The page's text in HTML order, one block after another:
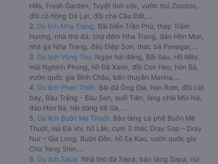
Hills, Fresh Garden, Tuyệt tình cốc, vườn thú Zoodoo,
đồi cỏ hồng Đà Lạt, đồi chè Cầu Đất,...
2. Du lịch Nha Trang: Bãi biển Trần Phú, tháp Trầm
Hương, nhà thờ đá, chợ đêm Nha Trang, đảo Hòn Mun,
nhà ga Nha Trang, đảo Điệp Sơn, thác bà Ponagar,...
3. Du lịch Vũng Tàu: Ngọn hải đăng, Bãi Sau, Hồ Mây,
mũi Nghinh Phong, hồ Đá Xanh, đồi Con Heo, hòn Bà,
vườn quốc gia Bình Châu, bến thuyền Marina,...
4. Du lịch Phan Thiết: Bãi đá Ông Địa, hòn Rơm, đồi cát
bay, Bàu Trắng - Bàu Sen, suối Tiên, làng chài Mũi Né,
đảo Hòn Bà, hải đăng Kê Gà,...
5. Du lịch Buôn Ma Thuột: Bảo tàng cà phê Buôn Mê
Thuột, núi Đá Voi, hồ Lắk, cụm 3 thác Dray Sap – Dray
Nur – Gia Long, Buôn Đôn, hồ Ea Kao, vườn quốc gia
Chư Yang Shin,...
6. Du lịch Sapa: Nhà thờ đá Sapa, bảo tàng Sapa, núi